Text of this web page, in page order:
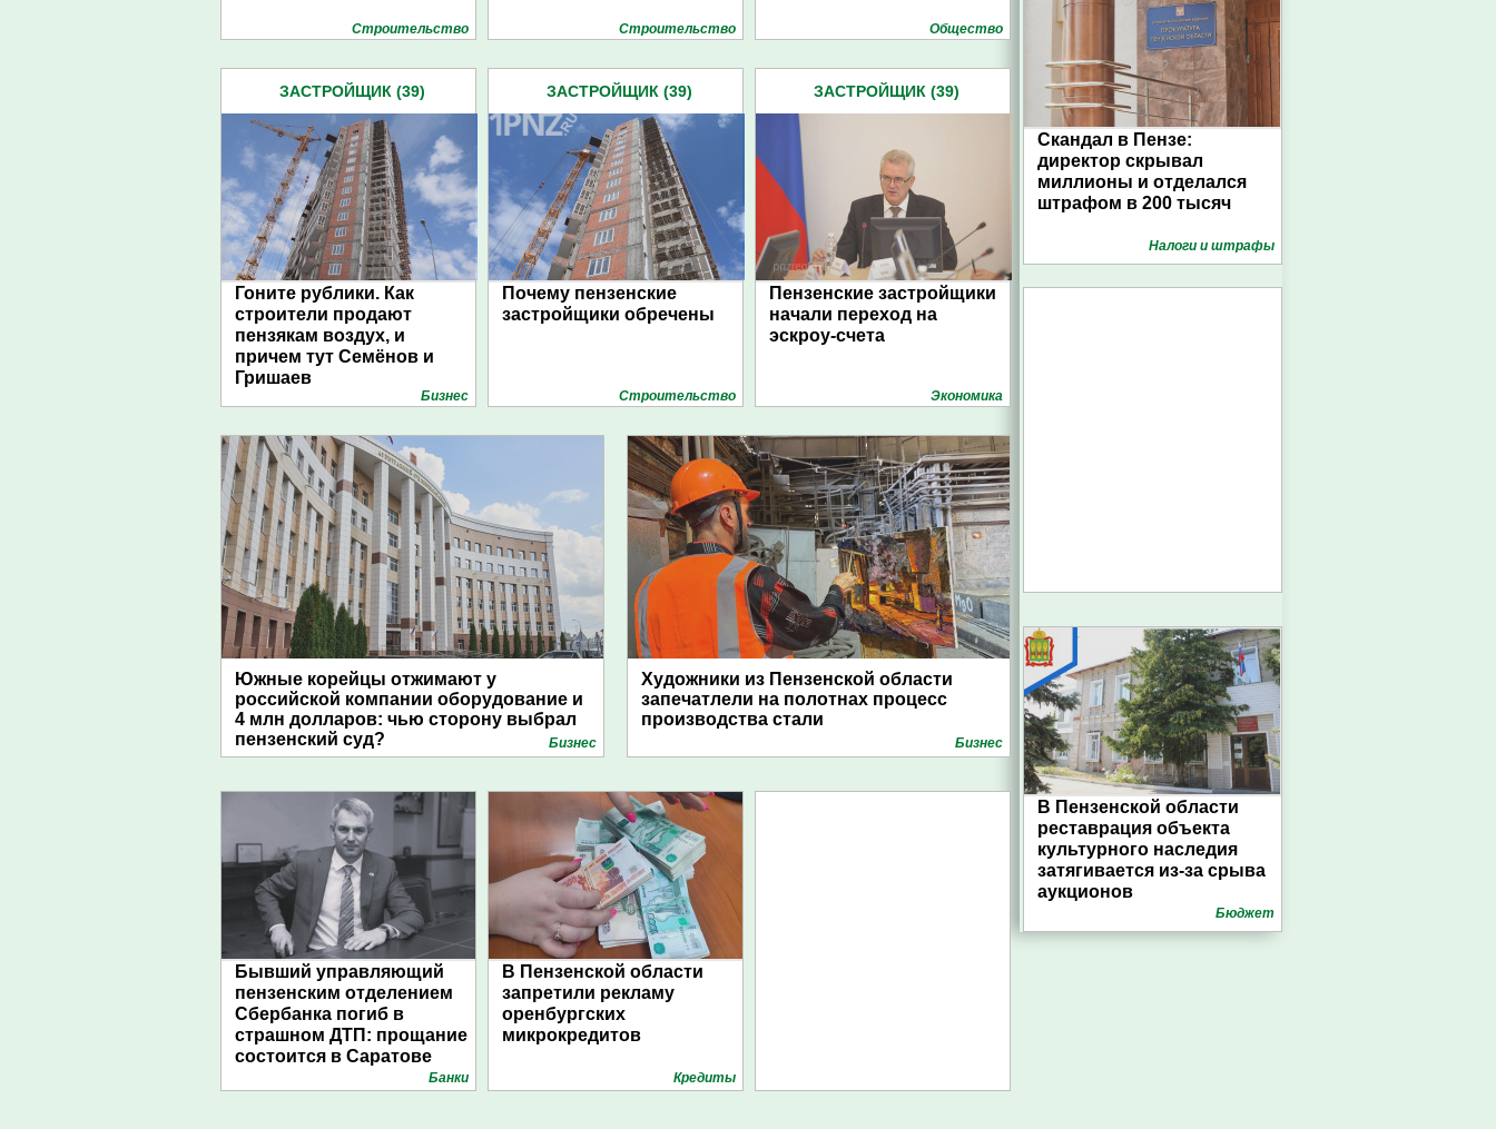
Строительство Строительство Общество
ЗАСТРОЙЩИК (39)
Гоните рублики. Как
строители продают
пензякам воздух, и
причем тут Семёнов и
Гришаев
Бизнес
ЗАСТРОЙЩИК (39)
Почему пензенские
застройщики обречены
Строительство
ЗАСТРОЙЩИК (39)
Пензенские застройщики
начали переход на
эскроу-счета
Экономика
Южные корейцы отжимают у
российской компании оборудование и
4 млн долларов: чью сторону выбрал
пензенский суд?
Бизнес
Художники из Пензенской области
запечатлели на полотнах процесс
производства стали
Бизнес
Бывший управляющий
пензенским отделением
Сбербанка погиб в
страшном ДТП: прощание
состоится в Саратове
Банки
В Пензенской области
запретили рекламу
оренбургских
микрокредитов
Кредиты
Скандал в Пензе:
директор скрывал
миллионы и отделался
штрафом в 200 тысяч
Налоги и штрафы
В Пензенской области
реставрация объекта
культурного наследия
затягивается из-за срыва
аукционов
Бюджет